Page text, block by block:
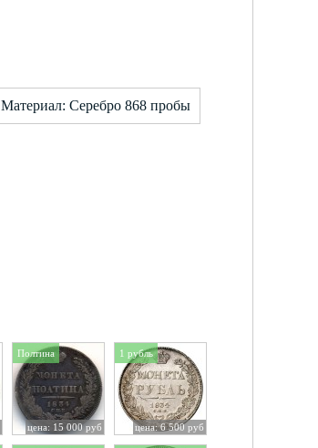
Материал: Серебро 868 пробы
Полтина
цена: 15 000 руб
1 рубль
цена: 6 500 руб